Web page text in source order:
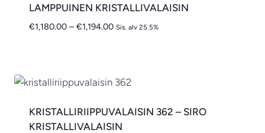
LAMPPUINEN KRISTALLIVALAISIN
€1,180.00 – €1,194.00Hintaluokka:
Sis. alv 25.5%
KRISTALLIRIIPPUVALAISIN 362 – SIRO
KRISTALLIVALAISIN